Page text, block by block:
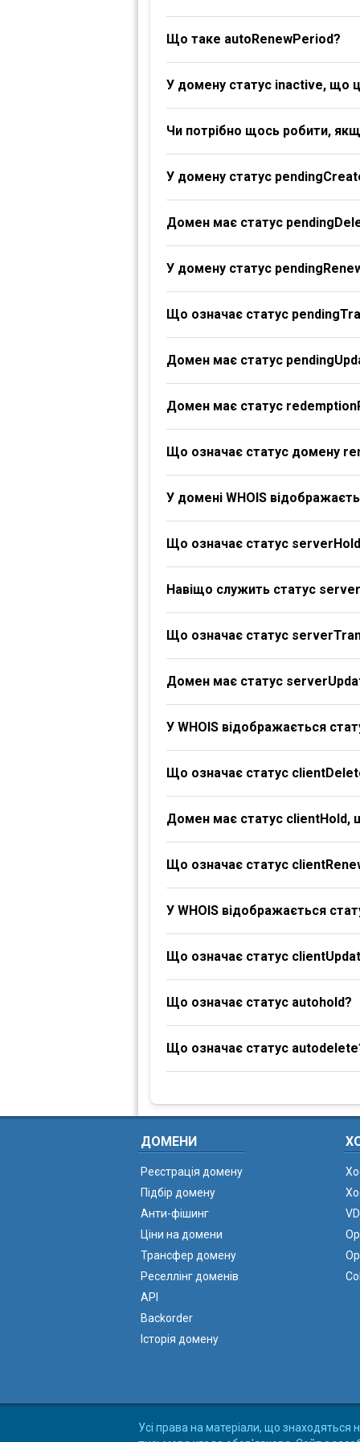
Що таке autoRenewPeriod?
У домену статус inactive, що
Чи потрібно щось робити,
У домену статус
Домен має статус
У домену статус
Що означає статус
Домен має статус
Домен має статус
Що означає статус домену
У домені WHOIS
Що означає статус
Навіщо служить статус
Що означає статус
Домен має статус
У WHOIS відображається
Що означає статус
Домен має статус clientHold,
Що означає статус
У WHOIS відображається
Що означає статус
Що означає статус autohold?
Що означає статус
ДОМЕНИ
Реєстрація домену
Підбір домену
Анти-фішинг
Ціни на домени
Трансфер домену
Реселлінг доменів
API
Backorder
Історія домену
Усі права на матеріали, що знаходяться